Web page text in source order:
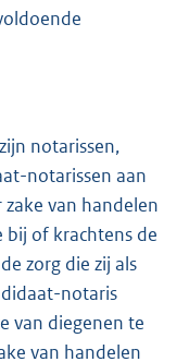
notarissen,
notarissen aan
van handelen
of krachtens de
zorg die zij als
notaris
van diegenen te
van handelen